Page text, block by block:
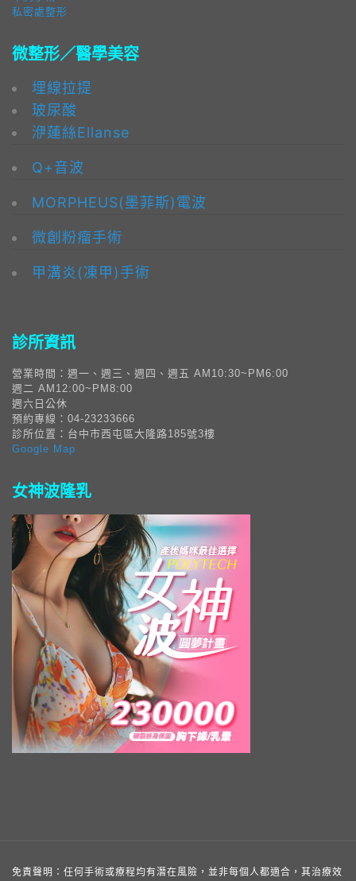
私密處整形
微整形／醫學美容
埋線拉提
玻尿酸
洢蓮絲Ellanse
Q+音波
MORPHEUS(墨菲斯)電波
微創粉瘤手術
甲溝炎(凍甲)手術
診所資訊
營業時間：週一、週三、週四、週五 AM10:30~PM6:00
週二 AM12:00~PM8:00
週六日公休
預約專線：04-23233666
診所位置：台中市西屯區大隆路185號3樓
Google Map
女神波隆乳
免責聲明：任何手術或療程均有潛在風險，並非每個人都適合，其治療效